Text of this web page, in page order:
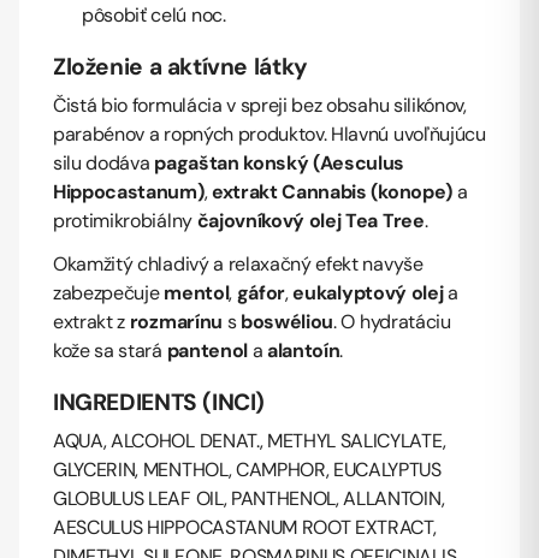
pôsobiť celú noc.
Zloženie a aktívne látky
Čistá bio formulácia v spreji bez obsahu silikónov,
parabénov a ropných produktov. Hlavnú uvoľňujúcu
silu dodáva pagaštan konský (Aesculus
Hippocastanum),extrakt Cannabis (konope)a
protimikrobiálnyčajovníkový olej Tea Tree.
Okamžitý chladivý a relaxačný efekt navyše
zabezpečujementol,gáfor,eukalyptový oleja
extrakt z rozmarínu sboswéliou. O hydratáciu
kože sa stará pantenolaalantoín.
INGREDIENTS (INCI)
AQUA, ALCOHOL DENAT., METHYL SALICYLATE,
GLYCERIN, MENTHOL, CAMPHOR, EUCALYPTUS
GLOBULUS LEAF OIL, PANTHENOL, ALLANTOIN,
AESCULUS HIPPOCASTANUM ROOT EXTRACT,